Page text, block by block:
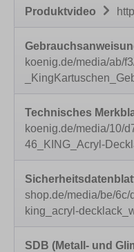
Produktvideo
koenig.de/media/ab/
Technisches
koenig.de/media/10/
46_KING_Acryl-
shop.de/media/be/6c/
king_acryl-
SDB (Metall- und